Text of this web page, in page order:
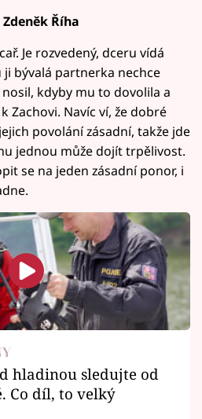
Říha
Je rozvedený, dceru vídá
bývalá partnerka nechce
kdyby mu to dovolila a
Zachovi. Navíc ví, že dobré
povolání zásadní, takže jde
jednou může dojít trpělivost.
se na jeden zásadní ponor, i
hladinou sledujte od
Co díl, to velký